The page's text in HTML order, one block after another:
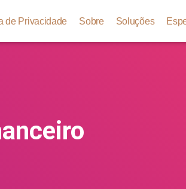
de Privacidade Sobre Soluções